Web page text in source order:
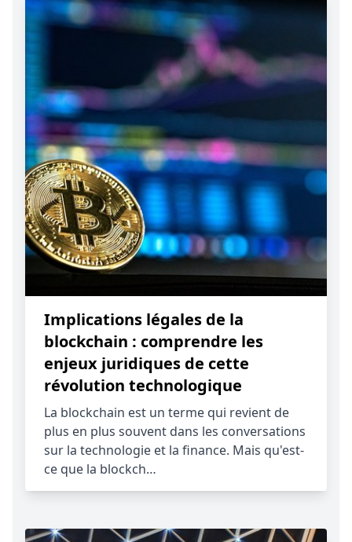
Implications légales de la
blockchain : comprendre les
enjeux juridiques de cette
révolution technologique
La blockchain est un terme qui revient de
plus en plus souvent dans les conversations
sur la technologie et la finance. Mais qu'est-
ce que la blockch…